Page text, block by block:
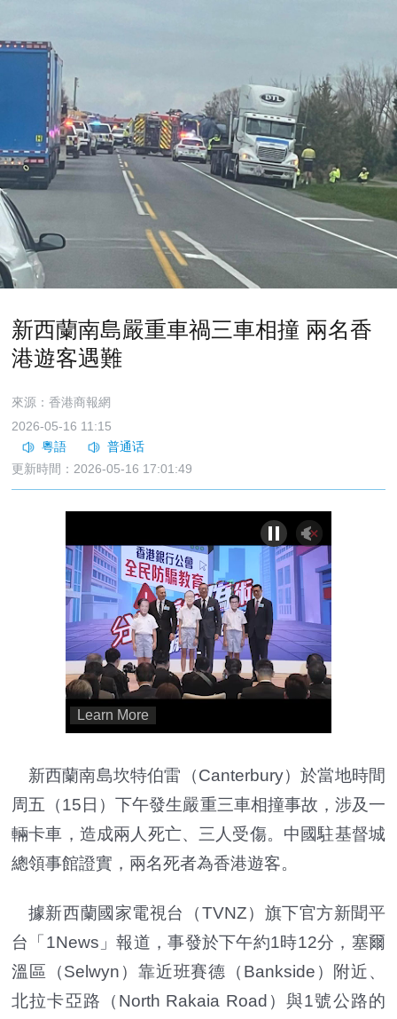
新西蘭南島嚴重車禍三車相撞 兩名香
港遊客遇難
來源：香港商報網
2026-05-16 11:15
更新時間：2026-05-16 17:01:49
新西蘭南島坎特伯雷（Canterbury）於當地時間
周五（15日）下午發生嚴重三車相撞事故，涉及一
輛卡車，造成兩人死亡、三人受傷。中國駐基督城
總領事館證實，兩名死者為香港遊客。
據新西蘭國家電視台（TVNZ）旗下官方新聞平
台「1News」報道，事發於下午約1時12分，塞爾
溫區（Selwyn）靠近班賽德（Bankside）附近、
北拉卡亞路（North Rakaia Road）與1號公路的